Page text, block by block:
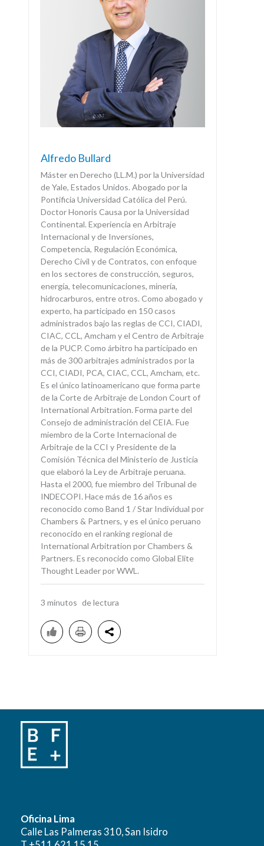
Alfredo Bullard
Máster en Derecho (LL.M.) por la Universidad
de Yale, Estados Unidos. Abogado por la
Pontificia Universidad Católica del Perú.
Doctor Honoris Causa por la Universidad
Continental. Experiencia en Arbitraje
Internacional y de Inversiones,
Competencia, Regulación Económica,
Derecho Civil y de Contratos, con enfoque
en los sectores de construcción, seguros,
energía, telecomunicaciones, minería,
hidrocarburos, entre otros. Como abogado y
experto, ha participado en 150 casos
administrados bajo las reglas de CCI, CIADI,
CIAC, CCL, Amcham y el Centro de Arbitraje
de la PUCP. Como árbitro ha participado en
más de 300 arbitrajes administrados por la
CCI, CIADI, PCA, CIAC, CCL, Amcham, etc.
Es el único latinoamericano que forma parte
de la Corte de Arbitraje de London Court of
International Arbitration. Forma parte del
Consejo de administración del CEIA. Fue
miembro de la Corte Internacional de
Arbitraje de la CCI y Presidente de la
Comisión Técnica del Ministerio de Justicia
que elaboró la Ley de Arbitraje peruana.
Hasta el 2000, fue miembro del Tribunal de
INDECOPI. Hace más de 16 años es
reconocido como Band 1 / Star Individual por
Chambers & Partners, y es el único peruano
reconocido en el ranking regional de
International Arbitration por Chambers &
Partners. Es reconocido como Global Elite
Thought Leader por WWL.
3 minutos
Oficina Lima
Calle Las Palmeras 310, San Isidro